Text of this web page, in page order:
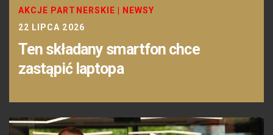
AKCJE PARTNERSKIE
NEWSY
22 LIPCA 2026
Ten składany smartfon chce
zastąpić laptopa